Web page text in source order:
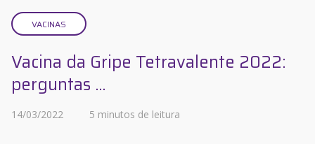
VACINAS
Vacina da Gripe Tetravalente 2022:
perguntas ...
14/03/2022 5 minutos de leitura